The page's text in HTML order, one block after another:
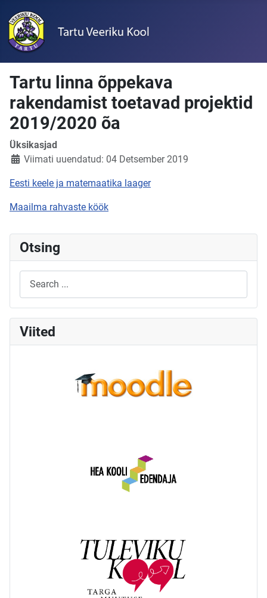
Tartu linna õppekava
rakendamist toetavad projektid
2019/2020 õa
Üksikasjad
Viimati uuendatud: 04 Detsember 2019
Eesti keele ja matemaatika laager
Maailma rahvaste köök
Otsing
Viited